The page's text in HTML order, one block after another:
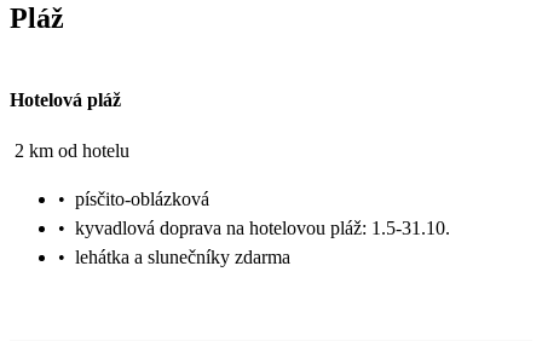
Pláž
Hotelová pláž
2 km od hotelu
• písčito-oblázková
• kyvadlová doprava na hotelovou pláž: 1.5-31.10.
• lehátka a slunečníky zdarma